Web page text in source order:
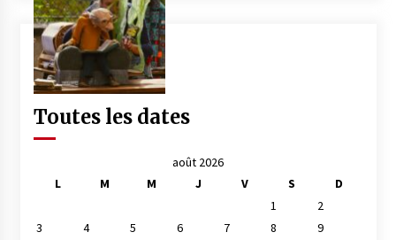
Toutes les dates
août 2026
L
M M J V S
D
1
2
3
4 5 6 7 8
9